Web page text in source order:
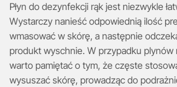
Płyn do dezynfekcji rąk jest niezwykle
Wystarczy nanieść odpowiednią ilość
wmasować w skórę, a następnie
produkt wyschnie. W przypadku plynów
warto pamiętać o tym, że częste
wysuszać skórę, prowadząc do